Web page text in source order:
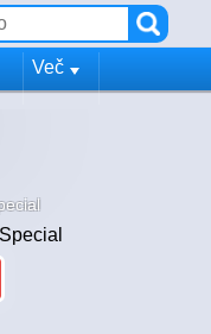
Več